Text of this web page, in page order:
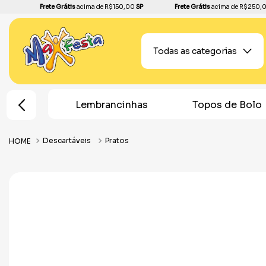
Frete Grátisacima de R$150,00 SP Frete Grátisacima de
Todas as categorias
Festa Lembrancinhas Topos de Bolo
Descartáveis Pratos